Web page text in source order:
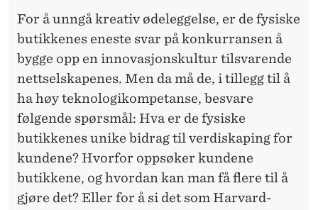
For å unngå kreativ ødeleggelse, er de fysiske
butikkenes eneste svar på konkurransen å
bygge opp en innovasjonskultur tilsvarende
nettselskapenes. Men da må de, i tillegg til å
ha høy teknologikompetanse, besvare
følgende spørsmål: Hva er de fysiske
butikkenes unike bidrag til verdiskaping for
kundene? Hvorfor oppsøker kundene
butikkene, og hvordan kan man få flere til å
gjøre det? Eller for å si det som Harvard-